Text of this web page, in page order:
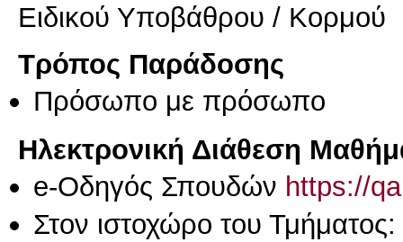
Ειδικού Υποβάθρου / Κορμού
Τρόπος Παράδοσης
Πρόσωπο με πρόσωπο
Ηλεκτρονική Διάθεση
e-Οδηγός Σπουδών https://
Στον ιστοχώρο του Τμήματος: